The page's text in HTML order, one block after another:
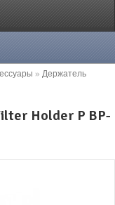
» Держатель
Holder P BP-